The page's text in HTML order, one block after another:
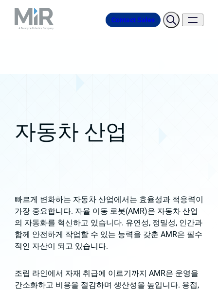
Contact Sales
자동차 산업
빠르게 변화하는 자동차 산업에서는 효율성과 적응력이
가장 중요합니다. 자율 이동 로봇(AMR)은 자동차 산업
의 자동화를 혁신하고 있습니다. 유연성, 정밀성, 인간과
함께 안전하게 작업할 수 있는 능력을 갖춘 AMR은 필수
적인 자산이 되고 있습니다.
조립 라인에서 자재 취급에 이르기까지 AMR은 운영을
간소화하고 비용을 절감하며 생산성을 높입니다. 용접,